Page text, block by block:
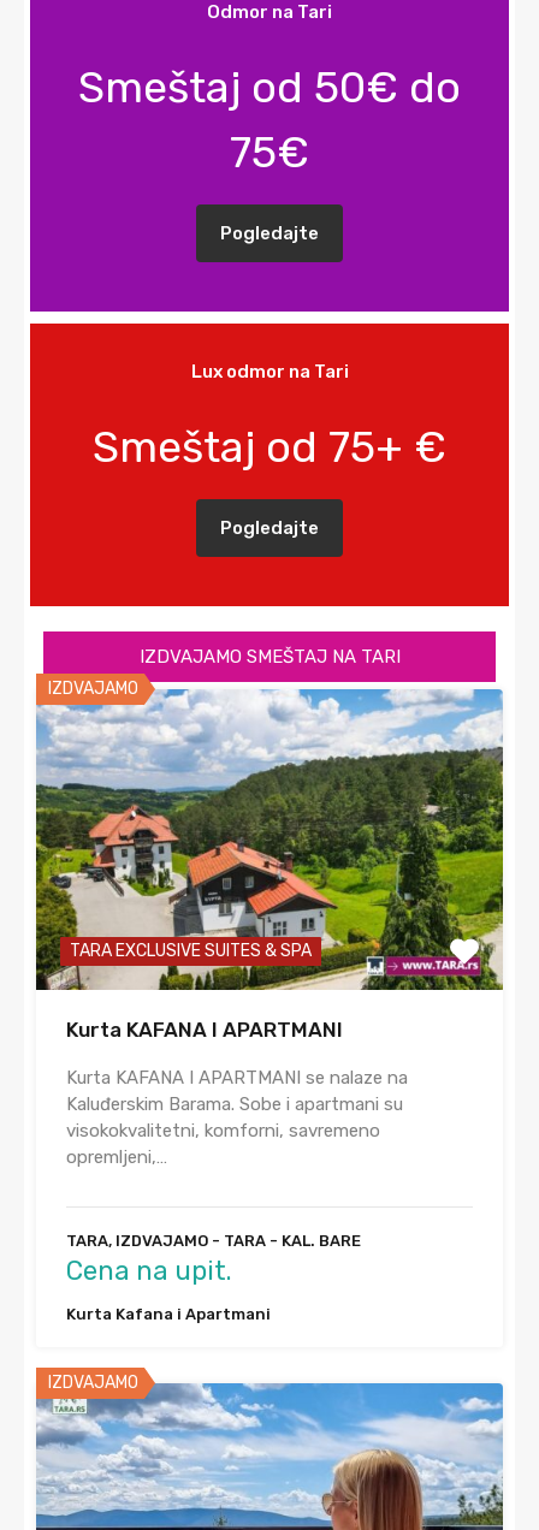
Odmor na Tari
Smeštaj od 50€ do
75€
Pogledajte
Lux odmor na Tari
Smeštaj od 75+ €
Pogledajte
IZDVAJAMO SMEŠTAJ NA TARI
IZDVAJAMO
TARA EXCLUSIVE SUITES & SPA
Kurta KAFANA I APARTMANI
Kurta KAFANA I APARTMANI se nalaze na
Kaluđerskim Barama. Sobe i apartmani su
visokokvalitetni, komforni, savremeno
opremljeni,…
TARA, IZDVAJAMO - TARA - KAL. BARE
Cena na upit.
Kurta Kafana i Apartmani
IZDVAJAMO